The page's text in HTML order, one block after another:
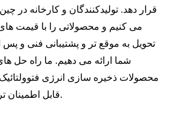
قرار دهد. تولیدکنندگان و کارخانه در
می کنیم و محصولاتی را با قیمت
تحویل به موقع تر و پشتیبانی فنی و
شما ارائه می دهیم. ما راه حل
محصولات ذخیره سازی انرژی
قابل اطمینان تر به شما ارائه می دهیم.